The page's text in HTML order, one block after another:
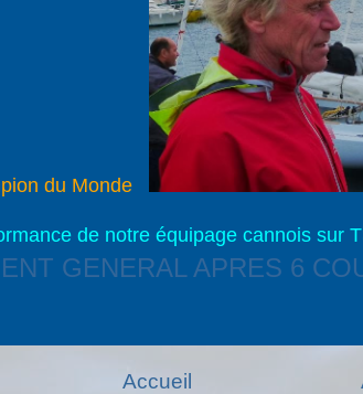
du Monde
de notre équipage cannois sur
GENERAL APRES 6
Accueil